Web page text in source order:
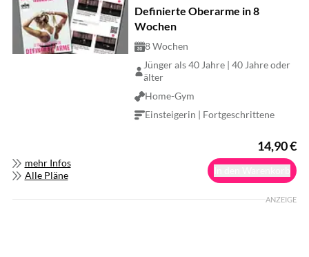
Definierte Oberarme in 8
Wochen
8 Wochen
Jünger als 40 Jahre | 40 Jahre oder
älter
Home-Gym
Einsteigerin | Fortgeschrittene
mehr Infos
Alle Pläne
14,90€
ANZEIGE